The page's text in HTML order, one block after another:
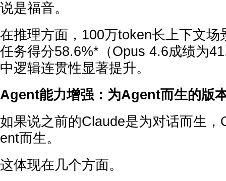
说是福音。
在推理方面，100万token长上下文场
任务得分58.6%*（Opus 4.6成绩为
中逻辑连贯性显著提升。
Agent能力增强：为Agent而生的版
如果说之前的Claude是为对话而生
ent而生。
这体现在几个方面。